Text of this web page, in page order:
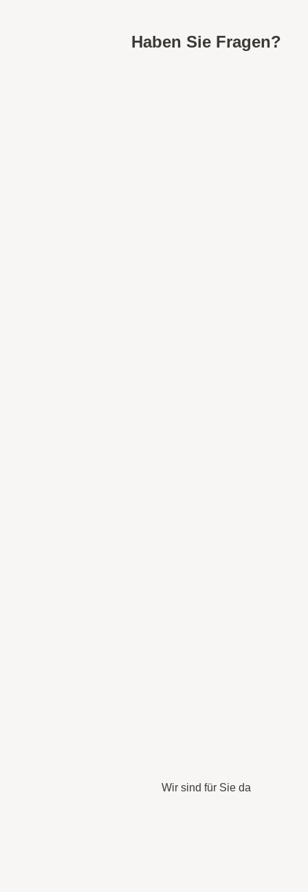
Haben Sie Fragen?
Wir sind für Sie da